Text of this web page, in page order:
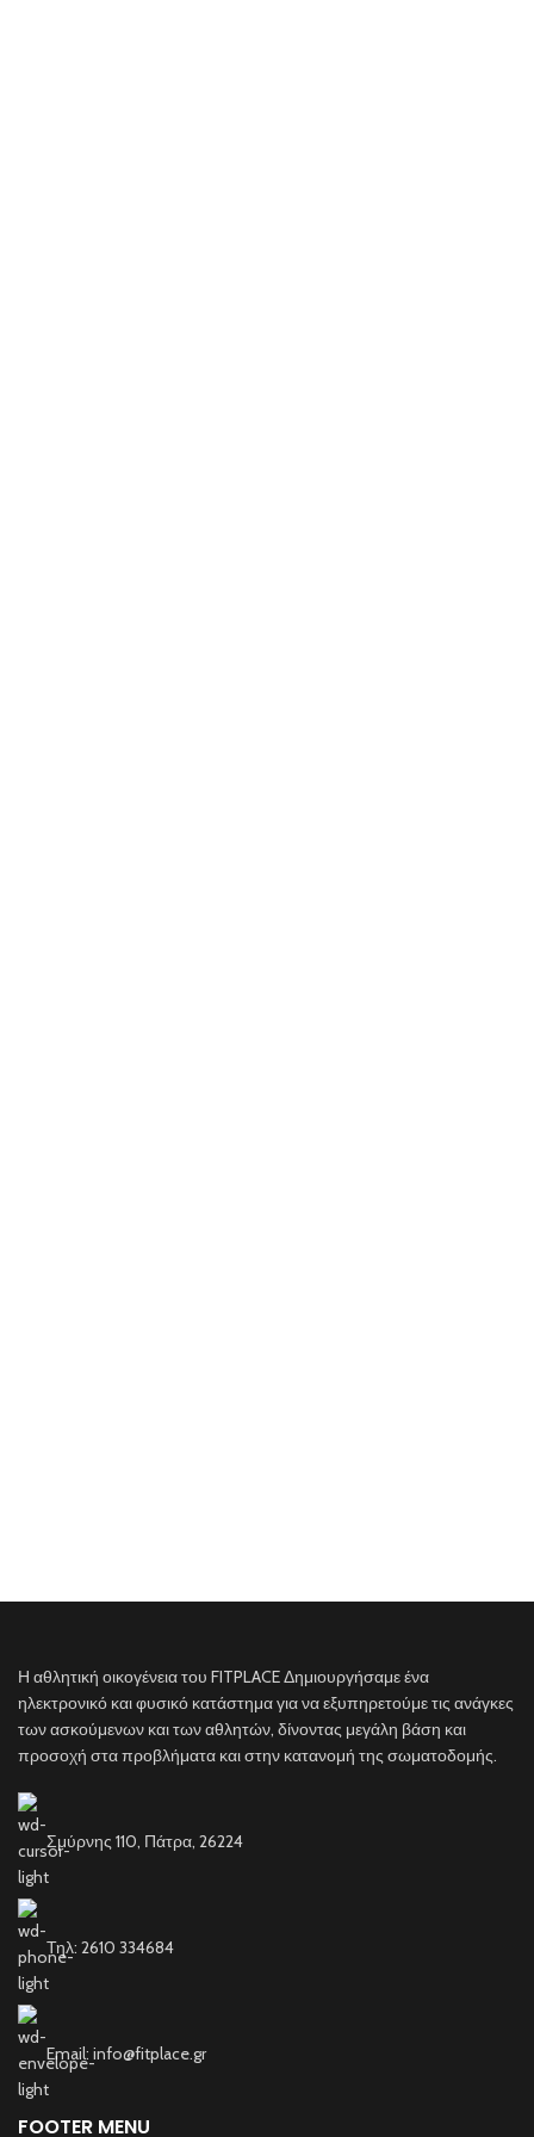
Η αθλητική οικογένεια του FITPLACE Δημιουργήσαμε ένα
ηλεκτρονικό και φυσικό κατάστημα για να εξυπηρετούμε τις ανάγκες
των ασκούμενων και των αθλητών, δίνοντας μεγάλη βάση και
προσοχή στα προβλήματα και στην κατανομή της σωματοδομής.
Σμύρνης 110, Πάτρα, 26224
Τηλ: 2610 334684
Email: info@fitplace.gr
FOOTER MENU